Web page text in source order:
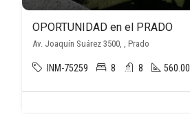
OPORTUNIDAD en el PRADO
Av. Joaquín Suárez 3500, , Prado
INM-75259 8 8 560.00